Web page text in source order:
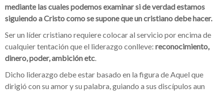
mediante las cuales podemos examinar si de verdad estamos
siguiendo a Cristo como se supone que un cristiano debe hacer.
Ser un líder cristiano requiere colocar al servicio por encima de
cualquier tentación que el liderazgo conlleve: reconocimiento,
dinero, poder, ambición etc.
Dicho liderazgo debe estar basado en la figura de Aquel que
dirigió con su amor y su palabra, guiando a sus discípulos aun